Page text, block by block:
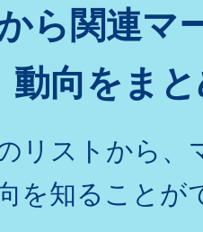
ら関連マ
動向をま
リストから、
を知ることが